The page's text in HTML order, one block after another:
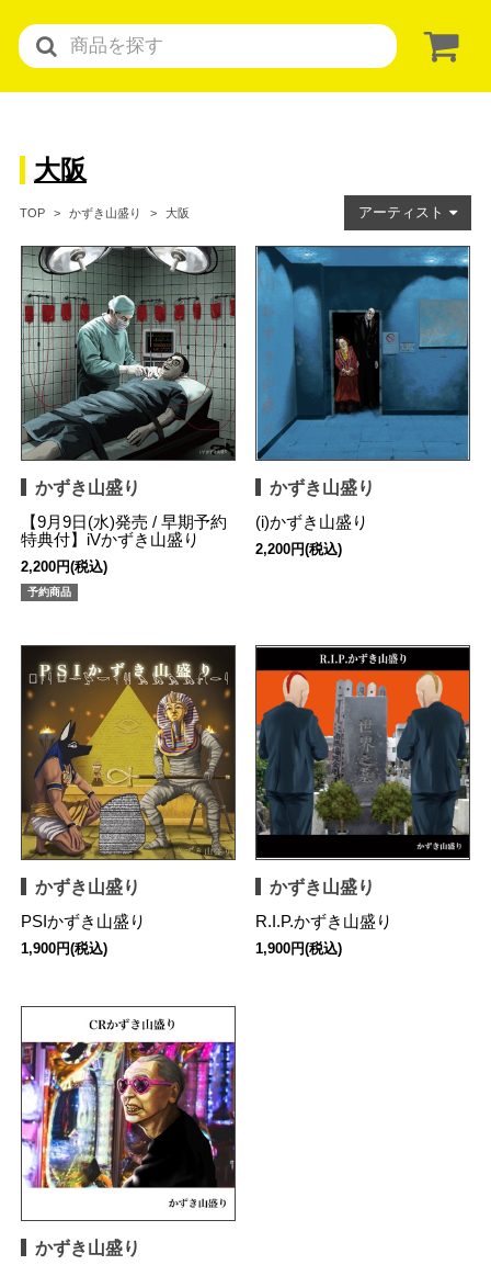
大阪
TOP かずき山盛り 大阪 アーティスト
かずき山盛り
【9月9日(水)発売 / 早期予約
特典付】iVかずき山盛り
2,200円(税込)
予約商品
かずき山盛り
(i)かずき山盛り
2,200円(税込)
かずき山盛り
PSIかずき山盛り
1,900円(税込)
かずき山盛り
R.I.P.かずき山盛り
1,900円(税込)
かずき山盛り